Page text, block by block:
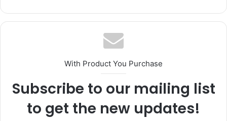
With Product You Purchase
Subscribe to our mailing list
to get the new updates!